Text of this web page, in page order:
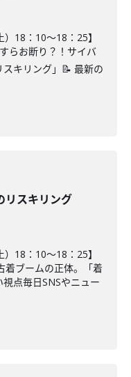
18：10～18：25】
らお断り？！サイバ
キリング」📝 最新の
リスキリング
18：10～18：25】
着ブームの正体。「着
点毎日SNSやニュー